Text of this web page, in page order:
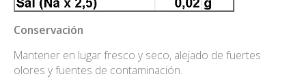
Conservación
Mantener en lugar fresco y seco, alejado de fuertes
olores y fuentes de contaminación.